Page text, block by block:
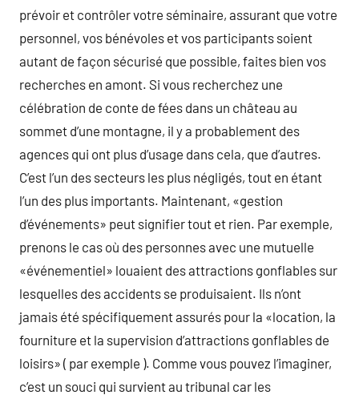
prévoir et contrôler votre séminaire, assurant que votre
personnel, vos bénévoles et vos participants soient
autant de façon sécurisé que possible, faites bien vos
recherches en amont. Si vous recherchez une
célébration de conte de fées dans un château au
sommet d’une montagne, il y a probablement des
agences qui ont plus d’usage dans cela, que d’autres.
C’est l’un des secteurs les plus négligés, tout en étant
l’un des plus importants. Maintenant, «gestion
d’événements» peut signifier tout et rien. Par exemple,
prenons le cas où des personnes avec une mutuelle
«événementiel» louaient des attractions gonflables sur
lesquelles des accidents se produisaient. Ils n’ont
jamais été spécifiquement assurés pour la «location, la
fourniture et la supervision d’attractions gonflables de
loisirs» ( par exemple ). Comme vous pouvez l’imaginer,
c’est un souci qui survient au tribunal car les